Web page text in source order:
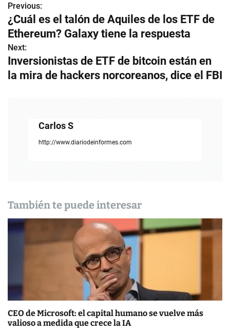
N
a
v
e
d
e
t
r
a
Previous:
¿Cuál es el talón de Aquiles de los ETF de
Ethereum? Galaxy tiene la respuesta
Next:
Inversionistas de ETF de bitcoin están en
la mira de hackers norcoreanos, dice el FBI
Carlos S
http://www.diariodeinformes.com
También te puede interesar
CEO de Microsoft: el capital humano se vuelve más
valioso a medida que crece la IA